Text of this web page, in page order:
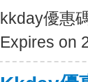
kkday優惠
Expires on